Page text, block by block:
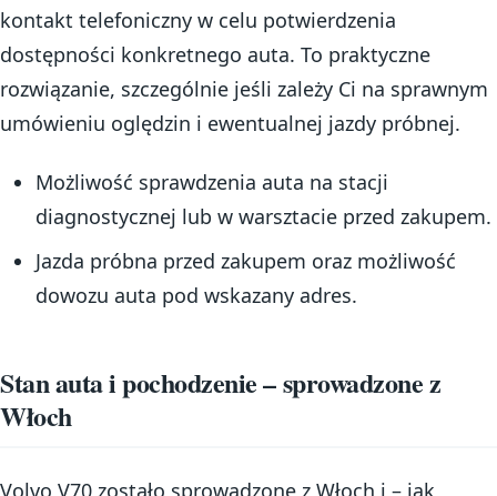
kontakt telefoniczny w celu potwierdzenia
dostępności konkretnego auta. To praktyczne
rozwiązanie, szczególnie jeśli zależy Ci na sprawnym
umówieniu oględzin i ewentualnej jazdy próbnej.
Możliwość sprawdzenia auta na stacji
diagnostycznej lub w warsztacie przed zakupem.
Jazda próbna przed zakupem oraz możliwość
dowozu auta pod wskazany adres.
Stan auta i pochodzenie – sprowadzone z
Włoch
Volvo V70 zostało sprowadzone z Włoch i – jak